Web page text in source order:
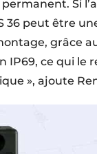
Si
36 peut être
grâce
IP69, ce qui le
», ajoute